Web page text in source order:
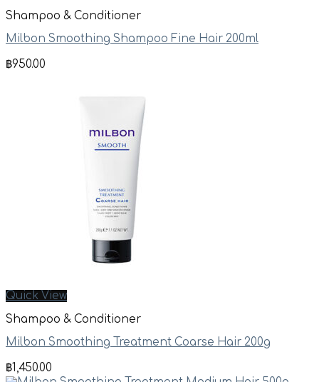
Shampoo & Conditioner
Milbon Smoothing Shampoo Fine Hair 200ml
฿950.00
Quick View
Shampoo & Conditioner
Milbon Smoothing Treatment Coarse Hair 200g
฿1,450.00